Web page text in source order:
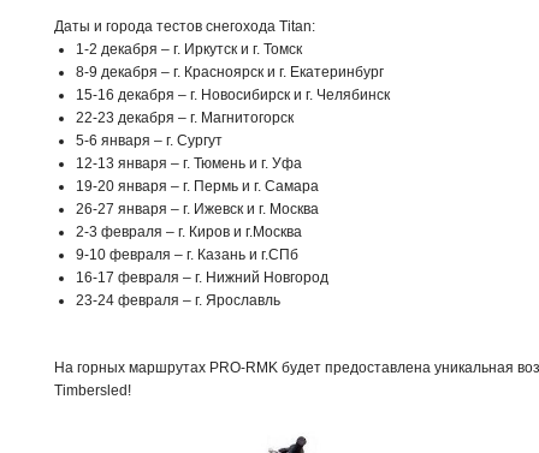
Даты и города тестов снегохода Titan:
1-2 декабря – г. Иркутск и г. Томск
8-9 декабря – г. Красноярск и г. Екатеринбург
15-16 декабря – г. Новосибирск и г. Челябинск
22-23 декабря – г. Магнитогорск
5-6 января – г. Сургут
12-13 января – г. Тюмень и г. Уфа
19-20 января – г. Пермь и г. Самара
26-27 января – г. Ижевск и г. Москва
2-3 февраля – г. Киров и г.Москва
9-10 февраля – г. Казань и г.СПб
16-17 февраля – г. Нижний Новгород
23-24 февраля – г. Ярославль
На горных маршрутах PRO-RMK будет предоставлена уникальная
Timbersled!